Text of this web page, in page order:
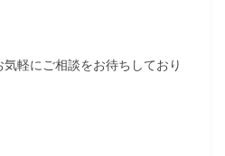
軽にご相談をお待ちしており